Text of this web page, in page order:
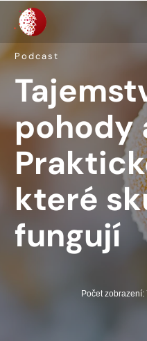
Podcast
pohody
které
fungují
Počet zobrazení: